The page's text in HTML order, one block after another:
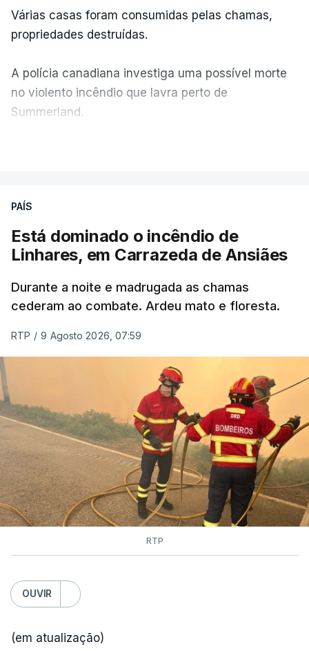
Várias casas foram consumidas pelas chamas,
propriedades destruídas.
A polícia canadiana investiga uma possível morte
no violento incêndio que lavra perto de
Summerland.
ERRO100
ERROR ON HTML5 MEDIA ELEMENT
ESTE CONTEÚDO ESTÁ NESTE
MOMENTO INDISPONÍVEL
As autoridades canadianas estimam que vai levar
dias ou semanas para controlar o fogo. Mais de
dois mil operacionais estão no terreno no combate
às chamas.
PAÍS
Está dominado o incêndio de
Linhares, em Carrazeda de Ansiães
Durante a noite e madrugada as chamas
cederam ao combate. Ardeu mato e floresta.
RTP / 9 Agosto 2026, 07:59
RTP
OUVIR
(em atualização)